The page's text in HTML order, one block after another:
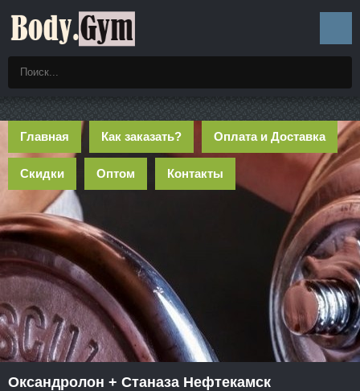
Главная Как заказать? Оплата и Доставка
Скидки Оптом Контакты
Оксандролон + Станаза Нефтекамск